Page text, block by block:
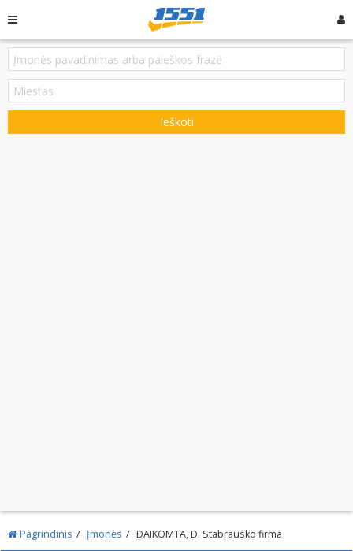
Ieškoti
Pagrindinis Įmonės DAIKOMTA, D. Stabrausko firma